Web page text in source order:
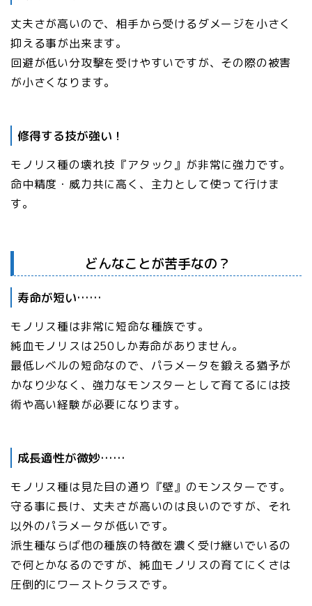
丈夫さが高いので、相手から受けるダメージを小さく
抑える事が出来ます。
回避が低い分攻撃を受けやすいですが、その際の被害
が小さくなります。
修得する技が強い！
モノリス種の壊れ技『アタック』が非常に強力です。
命中精度・威力共に高く、主力として使って行けま
す。
どんなことが苦手なの？
寿命が短い……
モノリス種は非常に短命な種族です。
純血モノリスは250しか寿命がありません。
最低レベルの短命なので、パラメータを鍛える猶予が
かなり少なく、強力なモンスターとして育てるには技
術や高い経験が必要になります。
成長適性が微妙……
モノリス種は見た目の通り『壁』のモンスターです。
守る事に長け、丈夫さが高いのは良いのですが、それ
以外のパラメータが低いです。
派生種ならば他の種族の特徴を濃く受け継いでいるの
で何とかなるのですが、純血モノリスの育てにくさは
圧倒的にワーストクラスです。